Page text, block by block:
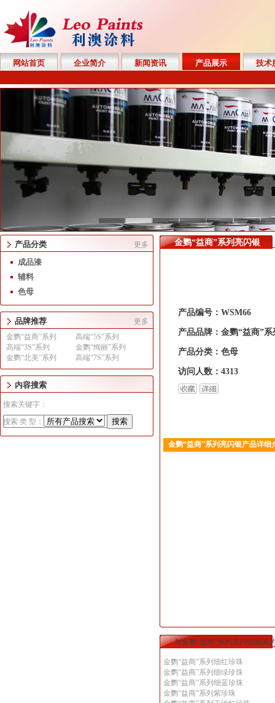
网站首页 企业简介 新闻资讯 产品展示 技术
产品分类 更多
成品漆
辅料
色母
品牌推荐
更多
金鹦“益商”系列
高端“5S”系列
高端“3S”系列
金鹦“绚丽”系列
金鹦“北美”系列
高端“7S”系列
内容搜索
搜索关键字：
搜索 类 型：
金鹦“益商”系列亮闪银
产品编号：WSM66
产品品牌：金鹦“益商”系
产品分类：色母
访问人数：4313
金鹦“益商”系列亮闪银产品详细
与金鹦“益商”系列亮闪银相关
金鹦“益商”系列细红珍珠
金鹦“益商”系列细绿珍珠
金鹦“益商”系列细蓝珍珠
金鹦“益商”系列紫珍珠